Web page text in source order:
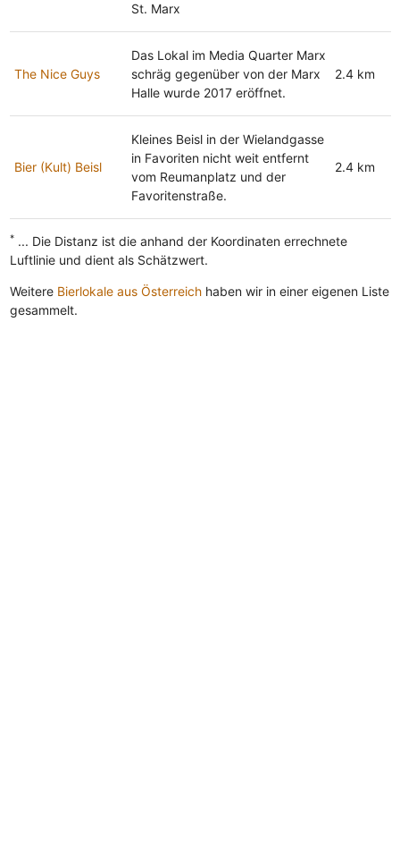
St. Marx
The Nice Guys
Das Lokal im Media Quarter Marx
schräg gegenüber von der Marx
Halle wurde 2017 eröffnet.
2.4 km
Bier (Kult) Beisl
Kleines Beisl in der Wielandgasse
in Favoriten nicht weit entfernt
vom Reumanplatz und der
Favoritenstraße.
2.4 km
*... Die Distanz ist die anhand der Koordinaten errechnete
Luftlinie und dient als Schätzwert.
Weitere Bierlokale aus Österreichhaben wir in einer eigenen Liste
gesammelt.